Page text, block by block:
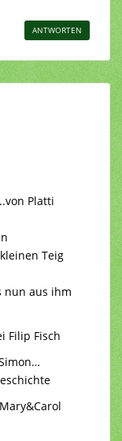
ANTWORTEN
Platti
Teig
nun aus ihm
Filip Fisch